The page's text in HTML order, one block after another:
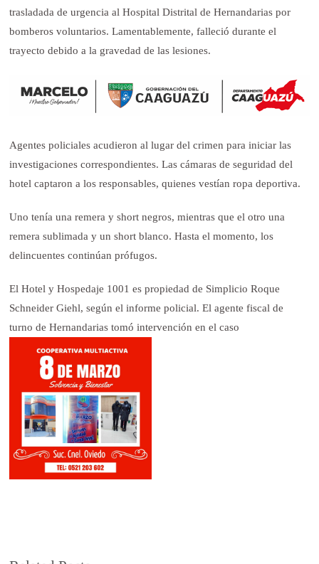
trasladada de urgencia al Hospital Distrital de Hernandarias por
bomberos voluntarios. Lamentablemente, falleció durante el
trayecto debido a la gravedad de las lesiones.
Agentes policiales acudieron al lugar del crimen para iniciar las
investigaciones correspondientes. Las cámaras de seguridad del
hotel captaron a los responsables, quienes vestían ropa deportiva.
Uno tenía una remera y short negros, mientras que el otro una
remera sublimada y un short blanco. Hasta el momento, los
delincuentes continúan prófugos.
El Hotel y Hospedaje 1001 es propiedad de Simplicio Roque
Schneider Giehl, según el informe policial. El agente fiscal de
turno de Hernandarias tomó intervención en el caso